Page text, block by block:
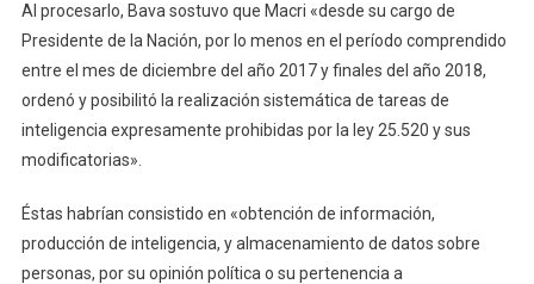
Al procesarlo, Bava sostuvo que Macri «desde su cargo de
Presidente de la Nación, por lo menos en el período comprendido
entre el mes de diciembre del año 2017 y finales del año 2018,
ordenó y posibilitó la realización sistemática de tareas de
inteligencia expresamente prohibidas por la ley 25.520 y sus
modificatorias».
Éstas habrían consistido en «obtención de información,
producción de inteligencia, y almacenamiento de datos sobre
personas, por su opinión política o su pertenencia a